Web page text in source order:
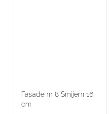
Fasade nr 8 Smijern 16
cm